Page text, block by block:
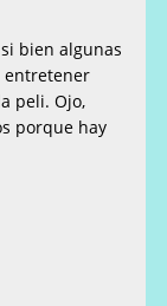
bien algunas
entretener
peli. Ojo,
porque hay